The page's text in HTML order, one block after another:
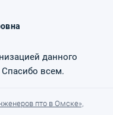
данного
Спасибо всем.
пто в Омске»,